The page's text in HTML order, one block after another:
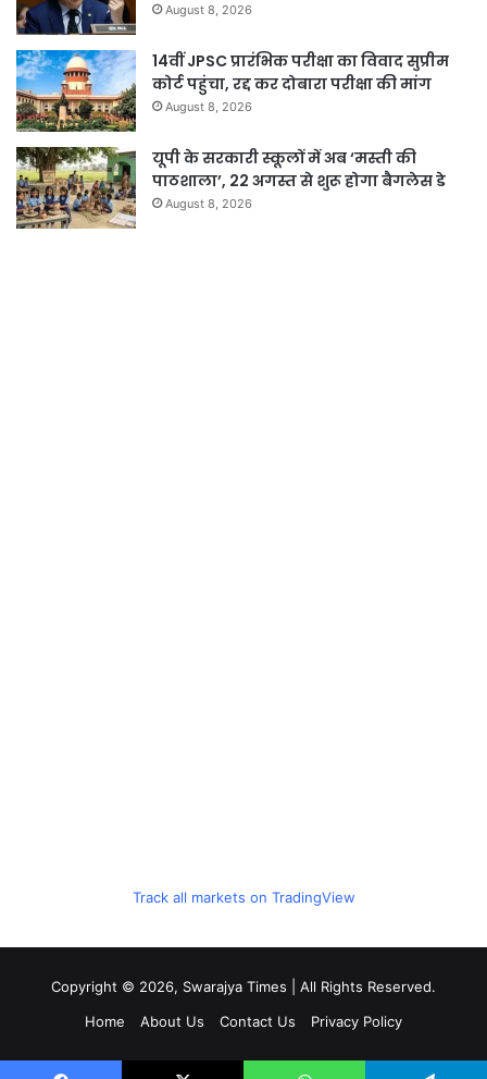
August 8, 2026
14वीं JPSC प्रारंभिक परीक्षा का विवाद सुप्रीम
कोर्ट पहुंचा, रद्द कर दोबारा परीक्षा की मांग
August 8, 2026
यूपी के सरकारी स्कूलों में अब ‘मस्ती की
पाठशाला’, 22 अगस्त से शुरू होगा बैगलेस डे
August 8, 2026
Track all markets on TradingView
Copyright © 2026, Swarajya Times | All Rights Reserved.
Home
About Us Contact Us Privacy Policy